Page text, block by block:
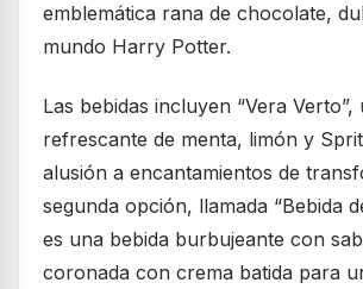
emblemática rana de chocolate,
mundo Harry Potter.
Las bebidas incluyen “Vera
refrescante de menta, limón y
alusión a encantamientos de
segunda opción, llamada “Bebida
es una bebida burbujeante con
coronada con crema batida para